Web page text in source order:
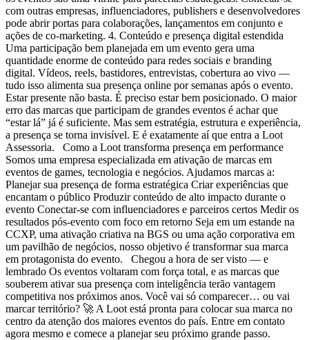
com outras empresas, influenciadores, publishers e desenvolvedores
pode abrir portas para colaborações, lançamentos em conjunto e
ações de co-marketing. 4. Conteúdo e presença digital estendida
Uma participação bem planejada em um evento gera uma
quantidade enorme de conteúdo para redes sociais e branding
digital. Vídeos, reels, bastidores, entrevistas, cobertura ao vivo —
tudo isso alimenta sua presença online por semanas após o evento.
Estar presente não basta. É preciso estar bem posicionado. O maior
erro das marcas que participam de grandes eventos é achar que
“estar lá” já é suficiente. Mas sem estratégia, estrutura e experiência,
a presença se torna invisível. E é exatamente aí que entra a Loot
Assessoria. Como a Loot transforma presença em performance
Somos uma empresa especializada em ativação de marcas em
eventos de games, tecnologia e negócios. Ajudamos marcas a:
Planejar sua presença de forma estratégica Criar experiências que
encantam o público Produzir conteúdo de alto impacto durante o
evento Conectar-se com influenciadores e parceiros certos Medir os
resultados pós-evento com foco em retorno Seja em um estande na
CCXP, uma ativação criativa na BGS ou uma ação corporativa em
um pavilhão de negócios, nosso objetivo é transformar sua marca
em protagonista do evento. Chegou a hora de ser visto — e
lembrado Os eventos voltaram com força total, e as marcas que
souberem ativar sua presença com inteligência terão vantagem
competitiva nos próximos anos. Você vai só comparecer… ou vai
marcar território? 🚀 A Loot está pronta para colocar sua marca no
centro da atenção dos maiores eventos do país. Entre em contato
agora mesmo e comece a planejar seu próximo grande passo.